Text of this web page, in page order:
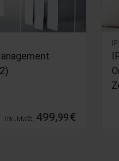
IPMA® Level D
Online - Gesamtkurs